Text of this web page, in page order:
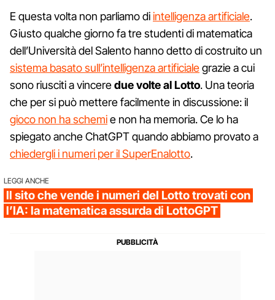
E questa volta non parliamo diintelligenza artificiale.
Giusto qualche giorno fa tre studenti di matematica
dell’Università del Salento hanno detto di costruito un
sistema basato sull’intelligenza artificialegrazie a cui
sono riusciti a vinceredue volte al Lotto. Una teoria
che per si può mettere facilmente in discussione: il
gioco non ha schemie non ha memoria. Ce lo ha
spiegato anche ChatGPT quando abbiamo provato a
chiedergli i numeri per il SuperEnalotto.
LEGGI ANCHE
Il sito che vende i numeri del Lotto trovati con
l’IA: la matematica assurda di LottoGPT